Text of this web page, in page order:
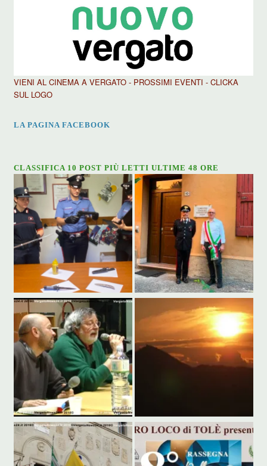
VIENI AL CINEMA A VERGATO - PROSSIMI EVENTI - CLICKA
SUL LOGO
LA PAGINA FACEBOOK
CLASSIFICA 10 POST PIÙ LETTI ULTIME 48 ORE